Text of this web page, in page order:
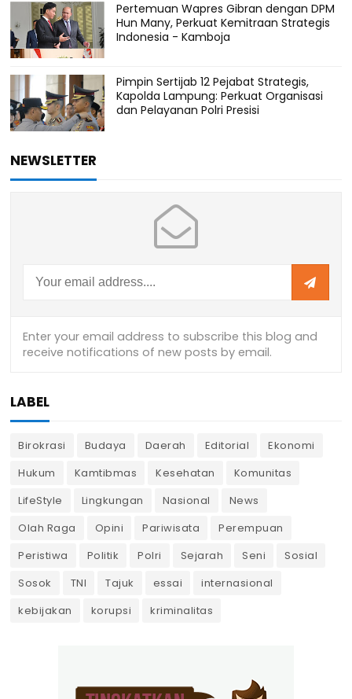
Pertemuan Wapres Gibran dengan DPM
Hun Many, Perkuat Kemitraan Strategis
Indonesia - Kamboja
Pimpin Sertijab 12 Pejabat Strategis,
Kapolda Lampung: Perkuat Organisasi
dan Pelayanan Polri Presisi
NEWSLETTER
LABEL
Birokrasi Budaya Daerah Editorial
Ekonomi
Hukum
Kamtibmas Kesehatan
Komunitas
LifeStyle
Lingkungan Nasional
News
Olah Raga
Opini Pariwisata
Perempuan
Peristiwa
Politik Polri Sejarah Seni
Sosial
Sosok
TNI Tajuk essai
internasional
kebijakan
korupsi kriminalitas